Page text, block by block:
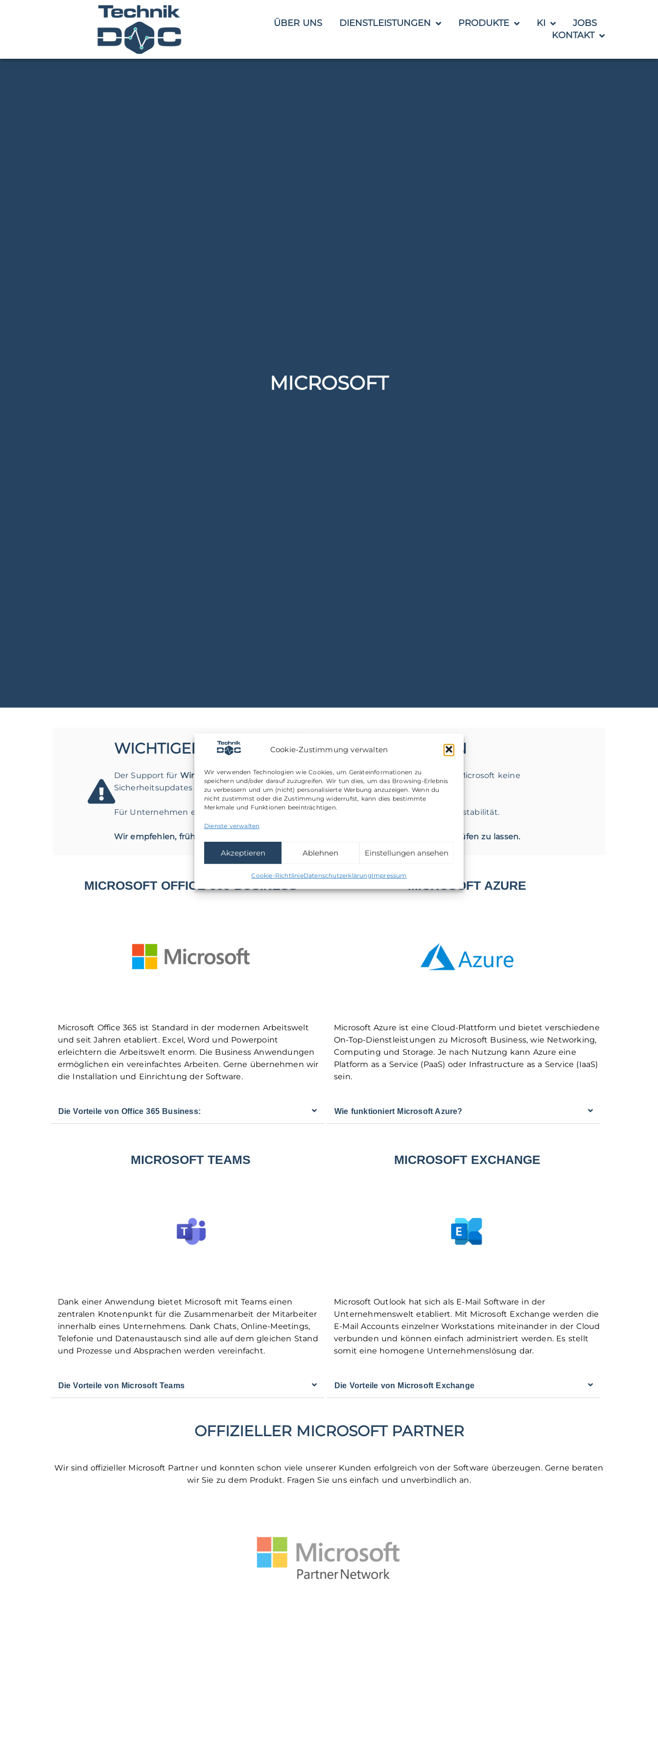
Cookie-Zustimmung verwalten
Wir verwenden Technologien wie Cookies, um Geräteinformationen zu
speichern und/oder darauf zuzugreifen. Wir tun dies, um das Browsing-Erlebnis
zu verbessern und um (nicht) personalisierte Werbung anzuzeigen. Wenn du
nicht zustimmst oder die Zustimmung widerrufst, kann dies bestimmte
Merkmale und Funktionen beeinträchtigen.
Dienste verwalten
Akzeptieren Ablehnen Einstellungen ansehen
Cookie-RichtlinieDatenschutzerklärungImpressum
ÜBER UNS DIENSTLEISTUNGEN PRODUKTE KI
JOBS
KONTAKT
MICROSOFT
WICHTIGER HINWEIS FÜR IHR UNTERNEHMEN
Der Support für Windows 10 endet am 14. Oktober 2026. Ab diesem Zeitpunkt stellt Microsoft keine
Sicherheitsupdates mehr bereit.
Für Unternehmen entsteht dadurch ein erhöhtes Risiko für IT-Sicherheit und Systemstabilität.
Wir empfehlen, frühzeitig auf Windows 11 umzusteigen oder bestehende Systeme prüfen zu lassen.
MICROSOFT OFFICE 365 BUSINESS
Microsoft Office 365 ist Standard in der modernen Arbeitswelt
und seit Jahren etabliert. Excel, Word und Powerpoint
erleichtern die Arbeitswelt enorm. Die Business Anwendungen
ermöglichen ein vereinfachtes Arbeiten. Gerne übernehmen wir
die Installation und Einrichtung der Software.
Die Vorteile von Office 365 Business:
MICROSOFT AZURE
Microsoft Azure ist eine Cloud-Plattform und bietet verschiedene
On-Top-Dienstleistungen zu Microsoft Business, wie Networking,
Computing und Storage. Je nach Nutzung kann Azure eine
Platform as a Service (PaaS) oder Infrastructure as a Service (IaaS)
sein.
Wie funktioniert Microsoft Azure?
MICROSOFT TEAMS
Dank einer Anwendung bietet Microsoft mit Teams einen
zentralen Knotenpunkt für die Zusammenarbeit der Mitarbeiter
innerhalb eines Unternehmens. Dank Chats, Online-Meetings,
Telefonie und Datenaustausch sind alle auf dem gleichen Stand
und Prozesse und Absprachen werden vereinfacht.
Die Vorteile von Microsoft Teams
MICROSOFT EXCHANGE
Microsoft Outlook hat sich als E-Mail Software in der
Unternehmenswelt etabliert. Mit Microsoft Exchange werden die
E-Mail Accounts einzelner Workstations miteinander in der Cloud
verbunden und können einfach administriert werden. Es stellt
somit eine homogene Unternehmenslösung dar.
Die Vorteile von Microsoft Exchange
OFFIZIELLER MICROSOFT PARTNER
Wir sind offizieller Microsoft Partner und konnten schon viele unserer Kunden erfolgreich von der Software überzeugen. Gerne beraten
wir Sie zu dem Produkt. Fragen Sie uns einfach und unverbindlich an.